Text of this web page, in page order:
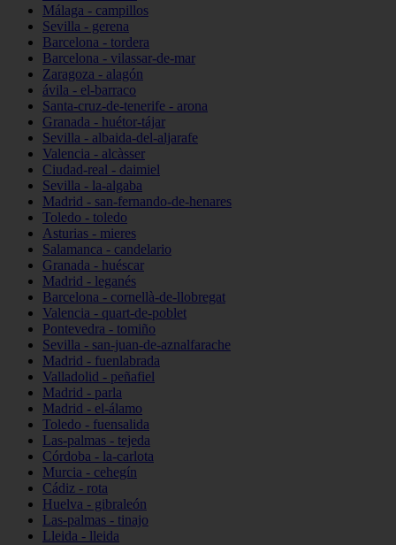
Málaga - campillos
Sevilla - gerena
Barcelona - tordera
Barcelona - vilassar-de-mar
Zaragoza - alagón
ávila - el-barraco
Santa-cruz-de-tenerife - arona
Granada - huétor-tájar
Sevilla - albaida-del-aljarafe
Valencia - alcàsser
Ciudad-real - daimiel
Sevilla - la-algaba
Madrid - san-fernando-de-henares
Toledo - toledo
Asturias - mieres
Salamanca - candelario
Granada - huéscar
Madrid - leganés
Barcelona - cornellà-de-llobregat
Valencia - quart-de-poblet
Pontevedra - tomiño
Sevilla - san-juan-de-aznalfarache
Madrid - fuenlabrada
Valladolid - peñafiel
Madrid - parla
Madrid - el-álamo
Toledo - fuensalida
Las-palmas - tejeda
Córdoba - la-carlota
Murcia - cehegín
Cádiz - rota
Huelva - gibraleón
Las-palmas - tinajo
Lleida - lleida